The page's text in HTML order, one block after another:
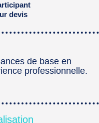
devis
de base en
professionnelle.